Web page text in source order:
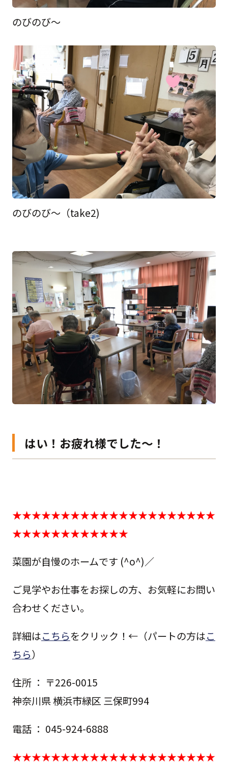
のびのび～
のびのび～（take2)
はい！お疲れ様でした～！
★★★★★★★★★★★★★★★★★★★★★
★★★★★★★★★★★★
菜園が自慢のホームです (^o^)／
ご見学やお仕事をお探しの方、お気軽にお問い
合わせください。
詳細はこちらをクリック！←（パートの方はこ
ちら）
住所 ： 〒226-0015
神奈川県 横浜市緑区 三保町994
電話 ： 045-924-6888
★★★★★★★★★★★★★★★★★★★★★